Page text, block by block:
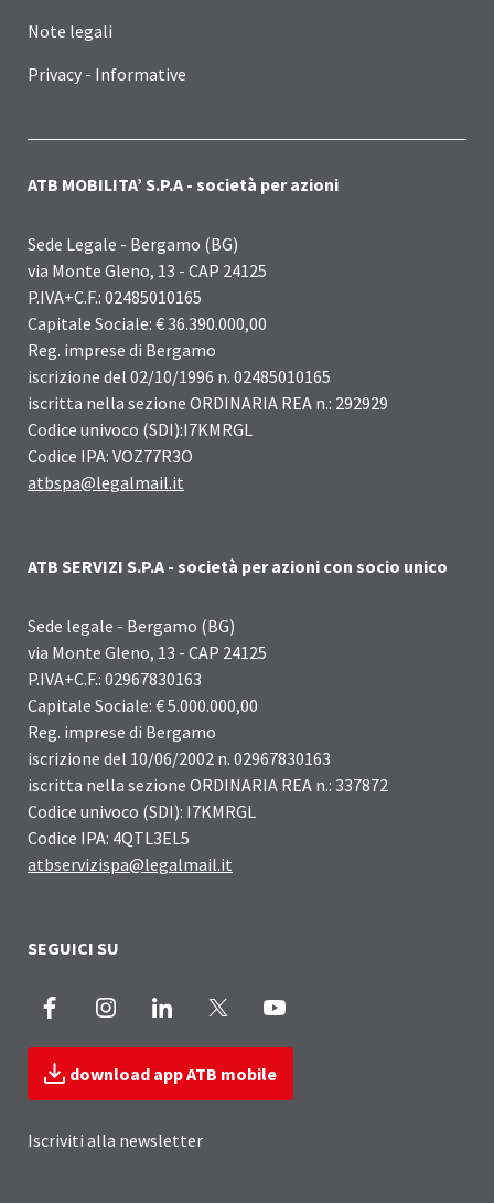
Note legali
Privacy - Informative
ATB MOBILITA’ S.P.A - società per azioni
Sede Legale - Bergamo (BG)
via Monte Gleno, 13 - CAP 24125
P.IVA+C.F.: 02485010165
Capitale Sociale: € 36.390.000,00
Reg. imprese di Bergamo
iscrizione del 02/10/1996 n. 02485010165
iscritta nella sezione ORDINARIA REA n.: 292929
Codice univoco (SDI):I7KMRGL
Codice IPA: VOZ77R3O
atbspa@legalmail.it
ATB SERVIZI S.P.A - società per azioni con socio unico
Sede legale - Bergamo (BG)
via Monte Gleno, 13 - CAP 24125
P.IVA+C.F.: 02967830163
Capitale Sociale: € 5.000.000,00
Reg. imprese di Bergamo
iscrizione del 10/06/2002 n. 02967830163
iscritta nella sezione ORDINARIA REA n.: 337872
Codice univoco (SDI): I7KMRGL
Codice IPA: 4QTL3EL5
atbservizispa@legalmail.it
SEGUICI SU
Facebook InstagramLinkedIn
download app ATB mobile
Iscriviti alla newsletter